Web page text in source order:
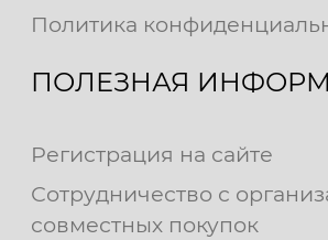
Политика
ПОЛЕЗНАЯ
Регистрация на сайте
Сотрудничество с
совместных покупок